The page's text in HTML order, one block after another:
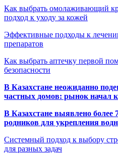
Как выбрать омолаживающий
подход к уходу за кожей
Эффективные подходы к
препаратов
Как выбрать аптечку первой
безопасности
В Казахстане неожиданно
частных домов: рынок начал
В Казахстане выявлено более
родников для укрепления
Системный подход к выбору
для разных задач